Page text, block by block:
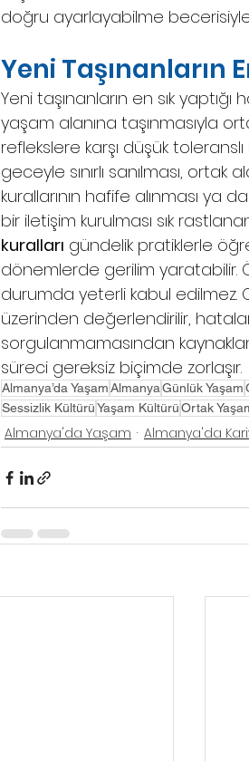
doğru ayarlayabilme
Yeni Taşınanların
Yeni taşınanların en sık
yaşam alanına taşınmasıyla
reflekslere karşı düşük
geceyle sınırlı sanılması,
kurallarının hafife alınması ya
bir iletişim kurulması sık
kuralları gündelik pratiklerle
dönemlerde gerilim yaratabilir.
durumda yeterli kabul edilmez.
üzerinden değerlendirilir, hatalar
sorgulanmamasından
süreci gereksiz biçimde zorlaşır.
Almanya’da YaşamAlmanyaGünlük Yaşam
Sessizlik KültürüYaşam KültürüOrtak
Almanya'da Yaşam Almanya'da